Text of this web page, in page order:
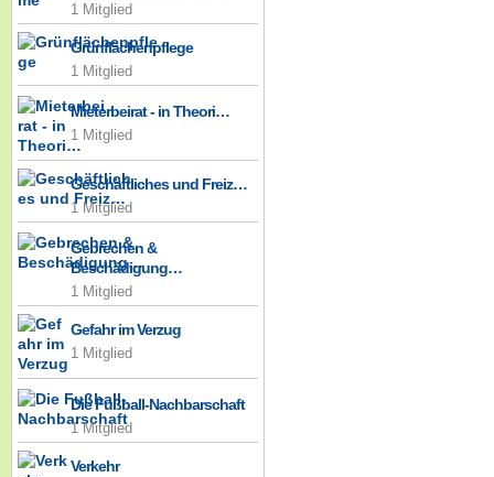
1 Mitglied
Grünflächenpflege
1 Mitglied
Mieterbeirat - in Theori…
1 Mitglied
Geschäftliches und Freiz…
1 Mitglied
Gebrechen &
Beschädigung…
1 Mitglied
Gefahr im Verzug
1 Mitglied
Die Fußball-Nachbarschaft
1 Mitglied
Verkehr